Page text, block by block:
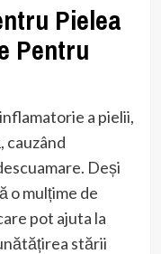
Pielea
Pentru
a pielii,
cauzând
Deși
o mulțime de
pot ajuta la
stării